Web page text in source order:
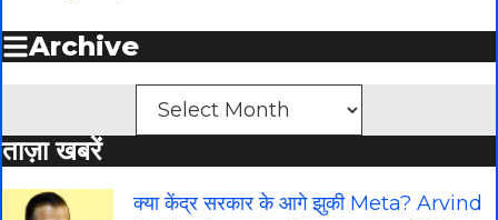
Archive
ताज़ा खबरें
क्या केंद्र सरकार के आगे झुकी Meta? Arvind